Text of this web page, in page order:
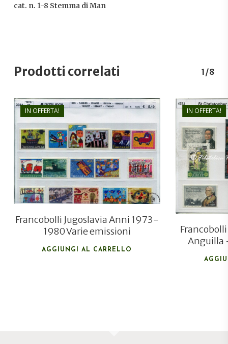
cat. n. 1-8 Stemma di Man
Prodotti correlati 1/8
IN OFFERTA!
€6,80
€5,10
Francobolli Jugoslavia Anni 1973-
1980 Varie emissioni
AGGIUNGI AL CARRELLO
IN OFFERTA!
Anguilla